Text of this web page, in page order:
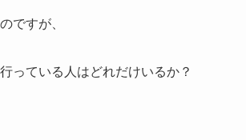
ですが、
っている人はどれだけいるか？